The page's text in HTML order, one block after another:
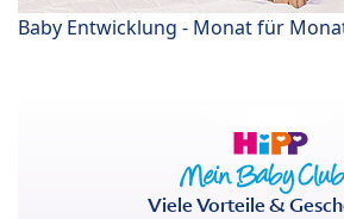
Baby Entwicklung - Monat für
Viele Vorteile &